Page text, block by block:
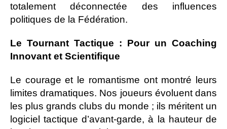
totalement déconnectée des influences
politiques de la Fédération.
Le Tournant Tactique : Pour un Coaching
Innovant et Scientifique
Le courage et le romantisme ont montré leurs
limites dramatiques. Nos joueurs évoluent dans
les plus grands clubs du monde ; ils méritent un
logiciel tactique d’avant-garde, à la hauteur de